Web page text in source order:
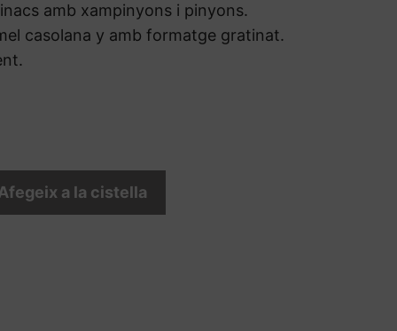
amb xampinyons i pinyons.
casolana y amb formatge gratinat.
a la cistella